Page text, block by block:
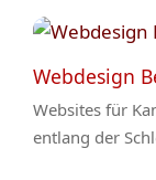
Webdesign
Websites für
entlang der